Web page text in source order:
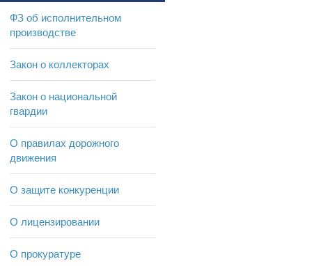
ФЗ об исполнительном
производстве
Закон о коллекторах
Закон о национальной
гвардии
О правилах дорожного
движения
О защите конкуренции
О лицензировании
О прокуратуре